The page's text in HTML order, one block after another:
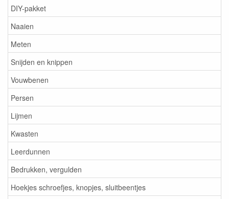
DIY-pakket
Naaien
Meten
Snijden en knippen
Vouwbenen
Persen
Lijmen
Kwasten
Leerdunnen
Bedrukken, vergulden
Hoekjes schroefjes, knopjes, sluitbeentjes